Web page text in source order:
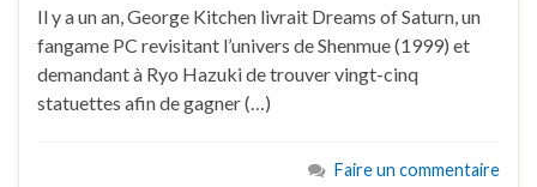
Il y a un an, George Kitchen livrait Dreams of Saturn, un
fangame PC revisitant l’univers de Shenmue (1999) et
demandant à Ryo Hazuki de trouver vingt-cinq
statuettes afin de gagner (…)
Faire un commentaire